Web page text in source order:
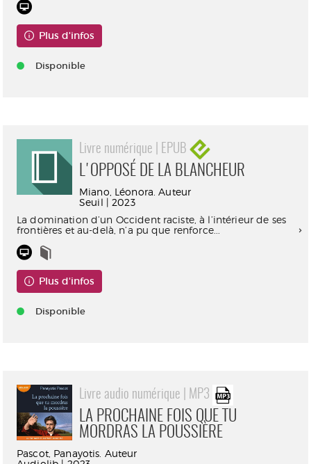
Plus d'infos
Disponible
Livre numérique | EPUB
L'OPPOSÉ DE LA BLANCHEUR
Miano, Léonora. Auteur
Seuil | 2023
La domination d’un Occident raciste, à l’intérieur de ses
frontières et au-delà, n’a pu que renforce...
Plus d'infos
Disponible
Livre audio numérique | MP3
LA PROCHAINE FOIS QUE TU
MORDRAS LA POUSSIÈRE
Pascot, Panayotis. Auteur